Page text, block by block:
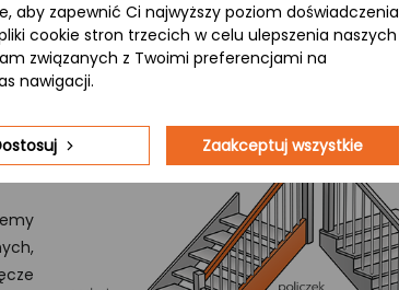
aby zapewnić Ci najwyższy poziom doświadczenia
cookie stron trzecich w celu ulepszenia naszych
związanych z Twoimi preferencjami na
nawigacji.
Zaakceptuj wszystkie